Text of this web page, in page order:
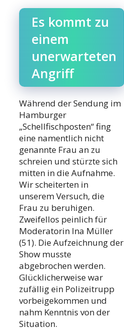
Es kommt zu
einem
unerwarteten
Angriff
Während der Sendung im
Hamburger
„Schellfischposten“ fing
eine namentlich nicht
genannte Frau an zu
schreien und stürzte sich
mitten in die Aufnahme.
Wir scheiterten in
unserem Versuch, die
Frau zu beruhigen.
Zweifellos peinlich für
Moderatorin Ina Müller
(51). Die Aufzeichnung der
Show musste
abgebrochen werden.
Glücklicherweise war
zufällig ein Polizeitrupp
vorbeigekommen und
nahm Kenntnis von der
Situation.